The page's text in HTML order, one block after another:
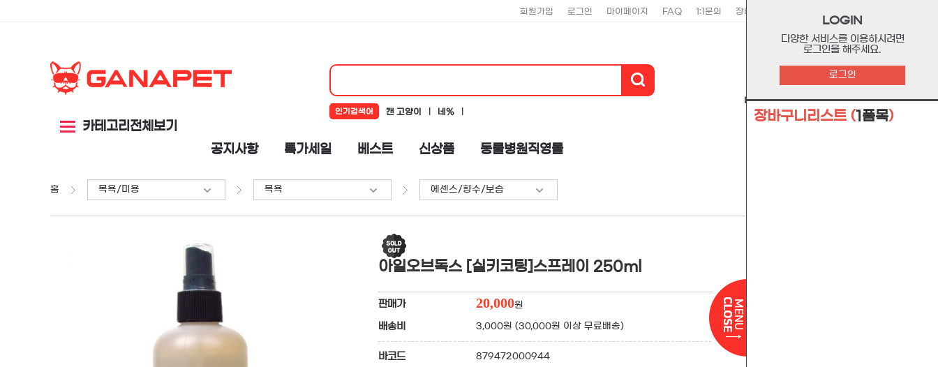
카테고리전체보기
LOGIN
다양한 서비스를 이용하시려면
로그인을 해주세요.
로그인
장바구니리스트 (1품목)
회원가입 로그인 마이페이지 FAQ 1:1문의 장바구니
인기검색어 캔 고양이 네%
뉴알엑스 코어
도기맨
%ub124%ucd94%ub7f4%ucf54%uc5b4
마이페이지
0
장바구니 고객센터
공지사항 특가세일 베스트 신상품 동물병원직영몰
홈 목욕/미용 목욕 에센스/향수/보습
아일오브독스 [실키코팅]스프레이 250ml
판매가 20,000원
배송비 3,000원 (30,000원 이상 무료배송)
바코드 879472000944